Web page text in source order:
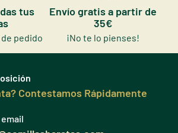
tus
de pedido
Envío gratis a partir de
35€
¡No te lo pienses!
Contestamos Rápidamente